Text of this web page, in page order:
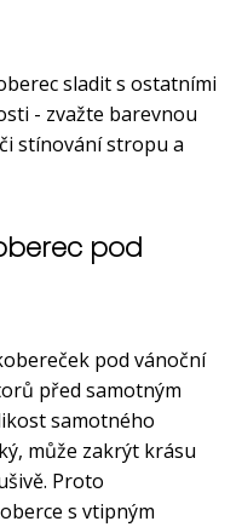
sladit s ostatními
- zvažte barevnou
stínování stropu a
pod
pod vánoční
před samotným
samotného
může zakrýt krásu
Proto
s vtipným